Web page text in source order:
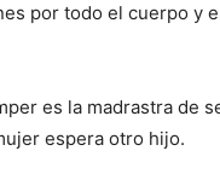
por todo el cuerpo y
es la madrastra de
espera otro hijo.